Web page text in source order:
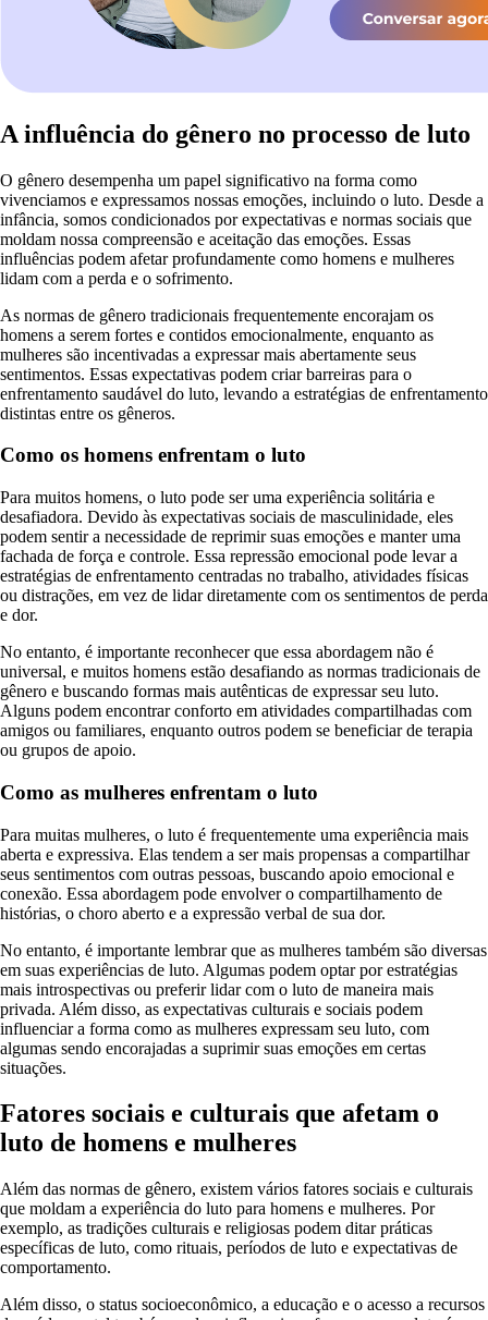
A influência do gênero no processo de luto
O gênero desempenha um papel significativo na forma como
vivenciamos e expressamos nossas emoções, incluindo o luto. Desde a
infância, somos condicionados por expectativas e normas sociais que
moldam nossa compreensão e aceitação das emoções. Essas
influências podem afetar profundamente como homens e mulheres
lidam com a perda e o sofrimento.
As normas de gênero tradicionais frequentemente encorajam os
homens a serem fortes e contidos emocionalmente, enquanto as
mulheres são incentivadas a expressar mais abertamente seus
sentimentos. Essas expectativas podem criar barreiras para o
enfrentamento saudável do luto, levando a estratégias de enfrentamento
distintas entre os gêneros.
Como os homens enfrentam o luto
Para muitos homens, o luto pode ser uma experiência solitária e
desafiadora. Devido às expectativas sociais de masculinidade, eles
podem sentir a necessidade de reprimir suas emoções e manter uma
fachada de força e controle. Essa repressão emocional pode levar a
estratégias de enfrentamento centradas no trabalho, atividades físicas
ou distrações, em vez de lidar diretamente com os sentimentos de perda
e dor.
No entanto, é importante reconhecer que essa abordagem não é
universal, e muitos homens estão desafiando as normas tradicionais de
gênero e buscando formas mais autênticas de expressar seu luto.
Alguns podem encontrar conforto em atividades compartilhadas com
amigos ou familiares, enquanto outros podem se beneficiar de terapia
ou grupos de apoio.
Como as mulheres enfrentam o luto
Para muitas mulheres, o luto é frequentemente uma experiência mais
aberta e expressiva. Elas tendem a ser mais propensas a compartilhar
seus sentimentos com outras pessoas, buscando apoio emocional e
conexão. Essa abordagem pode envolver o compartilhamento de
histórias, o choro aberto e a expressão verbal de sua dor.
No entanto, é importante lembrar que as mulheres também são diversas
em suas experiências de luto. Algumas podem optar por estratégias
mais introspectivas ou preferir lidar com o luto de maneira mais
privada. Além disso, as expectativas culturais e sociais podem
influenciar a forma como as mulheres expressam seu luto, com
algumas sendo encorajadas a suprimir suas emoções em certas
situações.
Fatores sociais e culturais que afetam o
luto de homens e mulheres
Além das normas de gênero, existem vários fatores sociais e culturais
que moldam a experiência do luto para homens e mulheres. Por
exemplo, as tradições culturais e religiosas podem ditar práticas
específicas de luto, como rituais, períodos de luto e expectativas de
comportamento.
Além disso, o status socioeconômico, a educação e o acesso a recursos